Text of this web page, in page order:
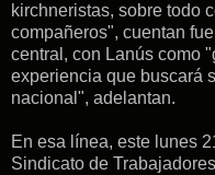
kirchneristas, sobre todo
compañeros", cuentan
central, con Lanús como
experiencia que buscará
nacional", adelantan.
En esa línea, este lunes
Sindicato de